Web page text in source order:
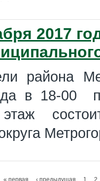
2017
района
в 18-00
« первая ‹ предыдущая 1 2